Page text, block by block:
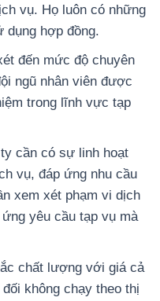
vụ. Họ luôn có những
dụng hợp đồng.
đến mức độ chuyên
ngũ nhân viên được
trong lĩnh vực tạp
cần có sự linh hoạt
vụ, đáp ứng nhu cầu
xem xét phạm vi dịch
yêu cầu tạp vụ mà
chất lượng với giá cả
không chạy theo thị